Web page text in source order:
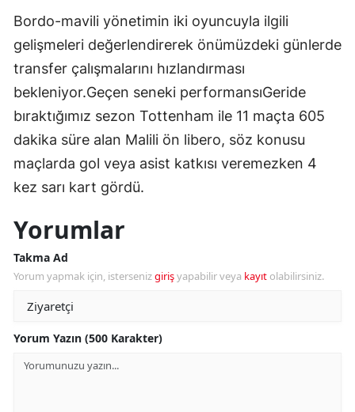
Bordo-mavili yönetimin iki oyuncuyla ilgili
gelişmeleri değerlendirerek önümüzdeki günlerde
transfer çalışmalarını hızlandırması
bekleniyor.Geçen seneki performansıGeride
bıraktığımız sezon Tottenham ile 11 maçta 605
dakika süre alan Malili ön libero, söz konusu
maçlarda gol veya asist katkısı veremezken 4
kez sarı kart gördü.
Yorumlar
Takma Ad
Yorum yapmak için, istersenizgirişyapabilir veya kayıt olabilirsiniz.
Yorum Yazın (500 Karakter)